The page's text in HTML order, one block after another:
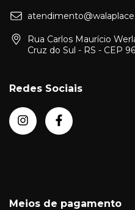
Rua Carlos Maurício
Cruz do Sul - RS - CEP
Redes Sociais
Meios de pagamento